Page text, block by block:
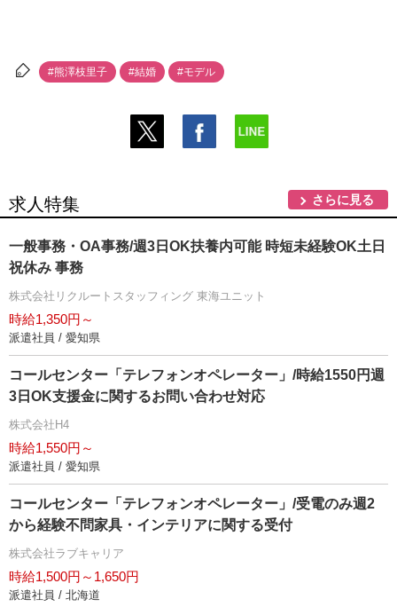
#熊澤枝里子 #結婚 #モデル
求人特集 さらに見る
一般事務・OA事務/週3日OK扶養内可能 時短未経験OK土日
祝休み 事務
株式会社リクルートスタッフィング 東海ユニット
時給1,350円～
派遣社員 / 愛知県
コールセンター「テレフォンオペレーター」/時給1550円週
3日OK支援金に関するお問い合わせ対応
株式会社H4
時給1,550円～
派遣社員 / 愛知県
コールセンター「テレフォンオペレーター」/受電のみ週2
から経験不問家具・インテリアに関する受付
株式会社ラブキャリア
時給1,500円～1,650円
派遣社員 / 北海道